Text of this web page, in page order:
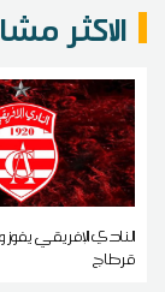
الاكثر
النادي الإفريقي
قرطاج